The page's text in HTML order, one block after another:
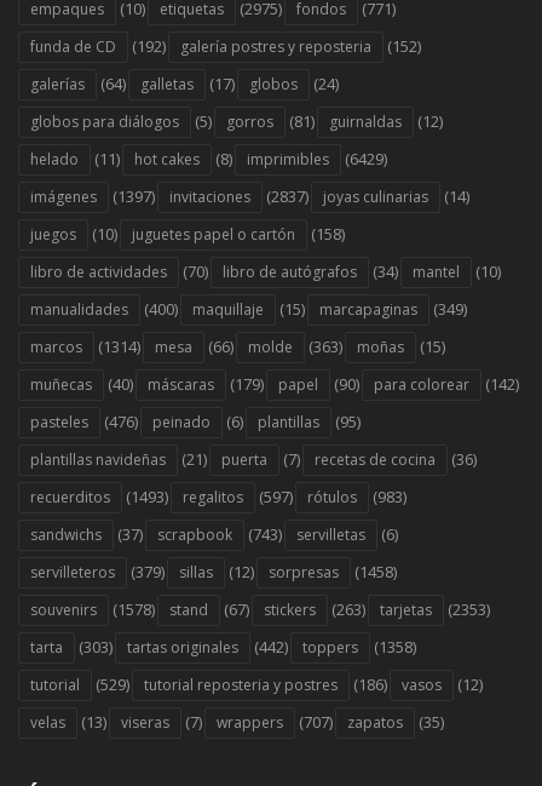
empaques (10) etiquetas (2975) fondos (771)
funda de CD (192) galería postres y reposteria (152)
galerías (64) galletas (17) globos (24)
globos para diálogos (5) gorros (81) guirnaldas (12)
helado (11) hot cakes (8) imprimibles (6429)
imágenes (1397) invitaciones (2837) joyas culinarias (14)
juegos (10) juguetes papel o cartón (158)
libro de actividades (70) libro de autógrafos (34) mantel (10)
manualidades (400) maquillaje (15) marcapaginas (349)
marcos (1314) mesa (66) molde (363) moñas (15)
muñecas (40) máscaras (179) papel (90) para colorear (142)
pasteles (476) peinado (6) plantillas (95)
plantillas navideñas (21) puerta (7) recetas de cocina (36)
recuerditos (1493) regalitos (597) rótulos (983)
sandwichs (37) scrapbook (743) servilletas (6)
servilleteros (379) sillas (12) sorpresas (1458)
souvenirs (1578) stand (67) stickers (263) tarjetas (2353)
tarta (303) tartas originales (442) toppers (1358)
tutorial (529) tutorial reposteria y postres (186) vasos (12)
velas (13) viseras (7) wrappers (707) zapatos (35)